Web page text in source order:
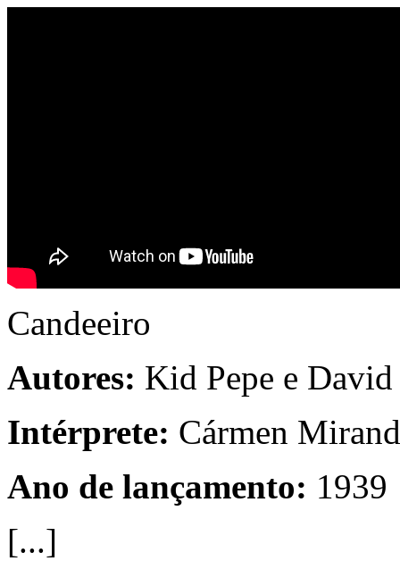
Candeeiro
Autores: Kid Pepe e David
Intérprete: Cármen
Ano de lançamento: 1939
[...]